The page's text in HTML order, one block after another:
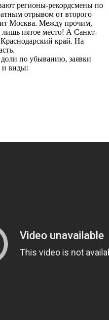
регионы-рекордсмены по
отрывом от второго
Москва. Между прочим,
лишь пятое место! А Санкт-
Краснодарский край. На
по убыванию, заявки
и виды: